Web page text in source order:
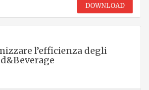
DOWNLOAD
l’efficienza degli